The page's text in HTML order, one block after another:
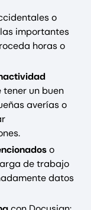
o
importantes
horas o
tener un buen
averías o
o
de trabajo
datos